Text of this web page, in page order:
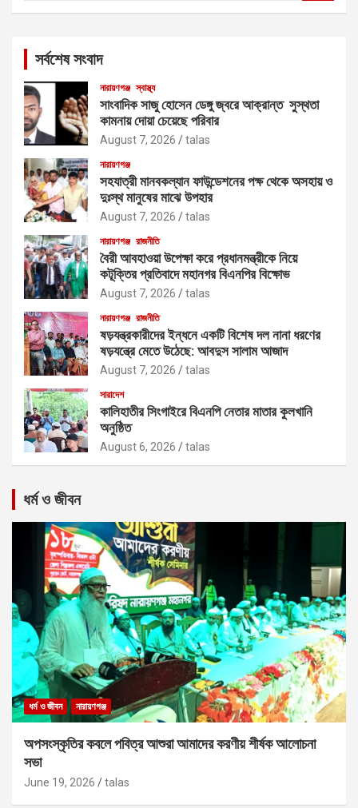
সর্বশেষ সংবাদ
নারায়ণগঞ্জ স্বাস্থ্য
সাংবাদিক সাজু হোসেন ডেঙ্গু জ্বরে আক্রান্ত সুস্থতা
কামনায় দোয়া চেয়েছে পরিবার
August 7, 2026 talas
নারায়ণগঞ্জ
সহযাত্রী মানবকল্যান ফাউন্ডেশনের পক্ষ থেকে অসহায় ও
দুঃস্থ মানুষের মাঝে উপহার
August 7, 2026 talas
নারায়ণগঞ্জ রাজনীতি
বৈরী আবহাওয়া উপেক্ষা করে প্রধানমন্ত্রীকে নিয়ে
কটূক্তির প্রতিবাদে মহানগর বিএনপির বিক্ষোভ
August 7, 2026 talas
নারায়ণগঞ্জ রাজনীতি
ষড়যন্ত্রকারীদের ইন্ধনে একটি বিশেষ দল নানা ধরণের
ষড়যন্ত্রে মেতে উঠেছে: আবদুস সালাম আজাদ
August 7, 2026 talas
সারাদেশ
কালিহাতীর সিংগাইরে বিএনপি নেতার মাতার কুলখানি
অনুষ্ঠিত
August 6, 2026 talas
ধর্ম ও জীবন
ধর্ম ও জীবন নারায়ণগঞ্জ
অপসংস্কৃতির কবলে পবিত্র আশুরা আমাদের করণীয় শীর্ষক আলোচনা
সভা
June 19, 2026 talas